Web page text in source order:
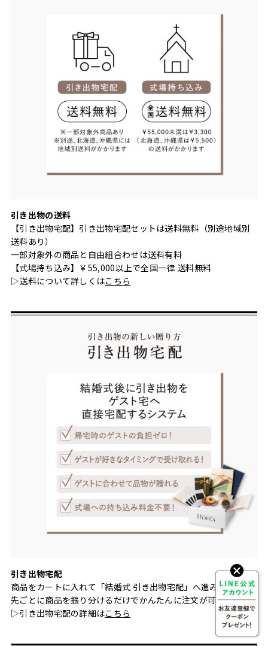
引き出物の送料
【引き出物宅配】引き出物宅配セットは送料無料（別途地域別
送料あり）
一部対象外の商品と自由組合わせは送料有料
【式場持ち込み】￥55,000以上で全国一律 送料無料
▷送料について詳しくはこちら
引き出物宅配
商品をカートに入れて「結婚式 引き出物宅配」へ進み、お届け
先ごとに商品を振り分けるだけでかんたんに注文が可能です。
▷引き出物宅配の詳細はこちら